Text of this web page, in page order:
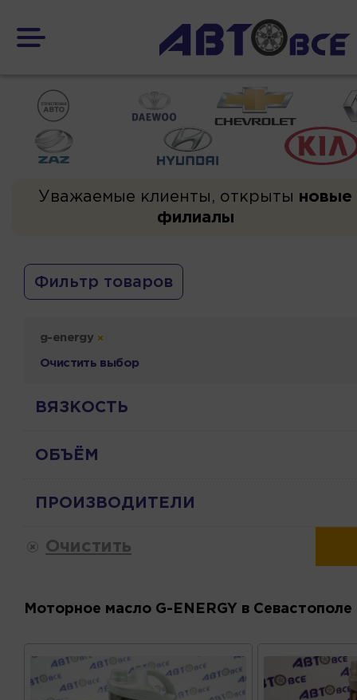
Уважаемые клиенты, открыты новые
филиалы
Фильтр товаров
g-energy
Очистить выбор
ВЯЗКОСТЬ
ОБЪЁМ
ПРОИЗВОДИТЕЛИ
Очистить
Моторное масло G-ENERGY в Севастополе